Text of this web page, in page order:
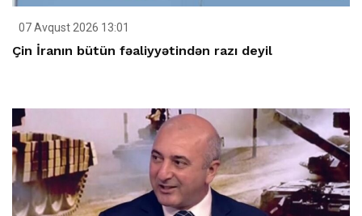
07 Avqust 2026 13:01
Çin İranın bütün fəaliyyətindən razı deyil